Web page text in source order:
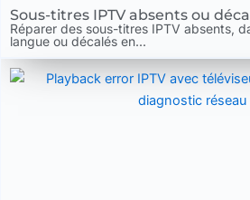
Sous-titres IPTV absents ou
Réparer des sous-titres IPTV absents,
langue ou décalés en...